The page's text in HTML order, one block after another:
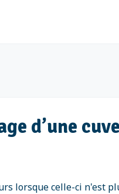
d’une
lorsque celle-ci n'est